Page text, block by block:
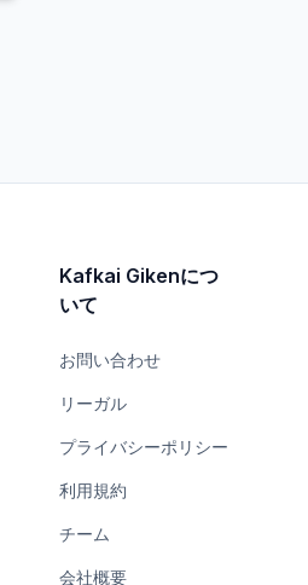
Kafkai Gikenにつ
いて
お問い合わせ
リーガル
プライバシーポリシー
利用規約
チーム
会社概要